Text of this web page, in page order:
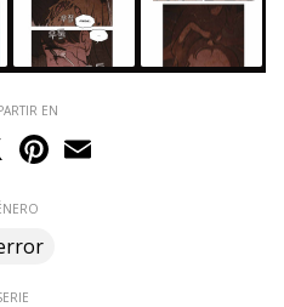
EN
X Pinterest